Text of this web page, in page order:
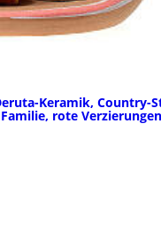
Keramik, Country-
rote